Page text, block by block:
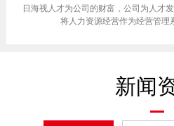
日海视人才为公司的财富，公司为人才
将人力资源经营作为经营管理
新闻